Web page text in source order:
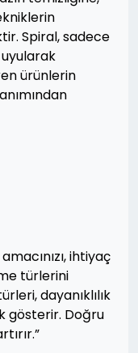
Spiral, sadece
ürünlerin
ihtiyaç
türlerini
dayanıklılık
gösterir. Doğru